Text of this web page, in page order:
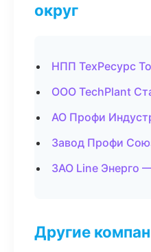
округ
НПП ТехРесурс
ООО TechPlant
АО Профи
Завод Профи
ЗАО Line Энерго
Другие